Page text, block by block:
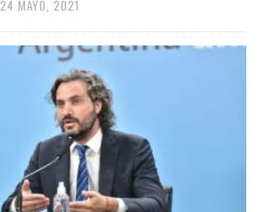
24 MAYO, 2021